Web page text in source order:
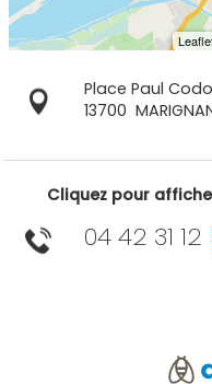
Place Paul
13700
Cliquez pour
04 42 31 12